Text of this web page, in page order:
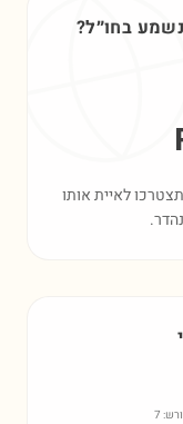
נשמע בחו״ל?
לאיית אותו
7